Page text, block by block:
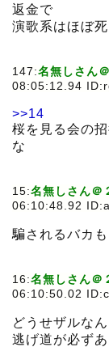
返金で
演歌系はほぼ
147:名無しさん
08:05:12.94
>>14
桜を見る会の
な
15:名無しさん＠
06:10:48.92
騙されるバカ
16:名無しさん＠
06:10:50.02
どうせザルな
逃げ道が必ず